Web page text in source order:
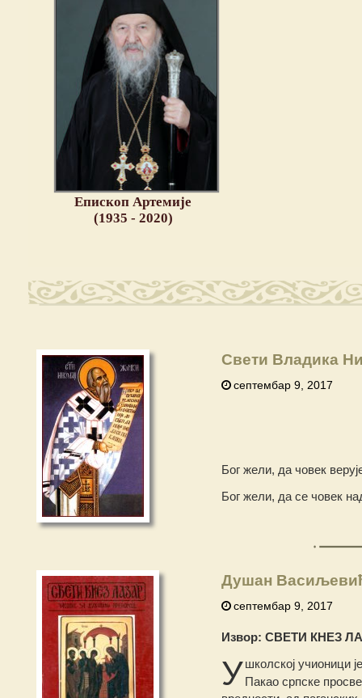
Епископ Артемије
(1935 - 2020)
Свети Владика
септембар 9, 2017
Бог жели, да човек
Бог жели, да се човек
Душан
септембар 9, 2017
Извор: СВЕТИ КНЕЗ
Ушколској учионици
Пакао српске